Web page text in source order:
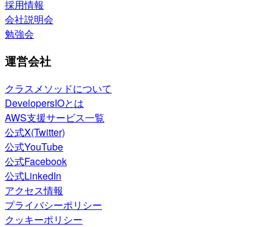
採用情報
会社説明会
勉強会
運営会社
クラスメソッドについて
DevelopersIOとは
AWS支援サービス一覧
公式X(Twitter)
公式YouTube
公式Facebook
公式LinkedIn
アクセス情報
プライバシーポリシー
クッキーポリシー